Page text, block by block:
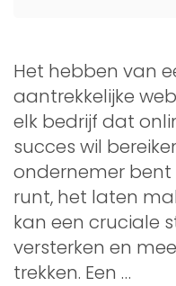
Het hebben van
aantrekkelijke
elk bedrijf dat
succes wil
ondernemer
runt, het laten
kan een cruciale
versterken en
trekken. Een …